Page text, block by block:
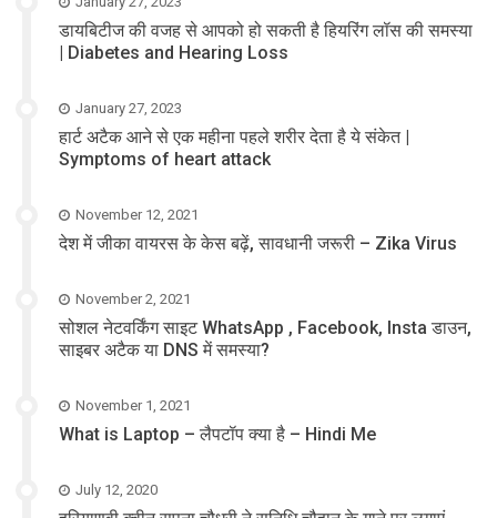
डायबिटीज की वजह से आपको हो सकती है हियरिंग लॉस की समस्या
| Diabetes and Hearing Loss
January 27, 2023
हार्ट अटैक आने से एक महीना पहले शरीर देता है ये संकेत |
Symptoms of heart attack
November 12, 2021
देश में जीका वायरस के केस बढ़ें, सावधानी जरूरी – Zika Virus
November 2, 2021
सोशल नेटवर्किंग साइट WhatsApp , Facebook, Insta डाउन,
साइबर अटैक या DNS में समस्या?
November 1, 2021
What is Laptop – लैपटॉप क्या है – Hindi Me
July 12, 2020